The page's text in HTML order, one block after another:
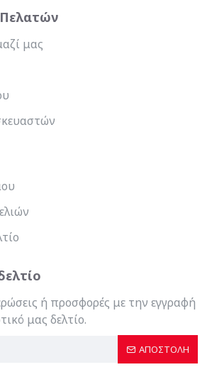
μας
ή προσφορές με την εγγραφή
μας δελτίο.
ΑΠΟΣΤΟΛΉ